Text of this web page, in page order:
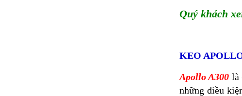
Quý khách
KEO
Apollo A300 là
những điều